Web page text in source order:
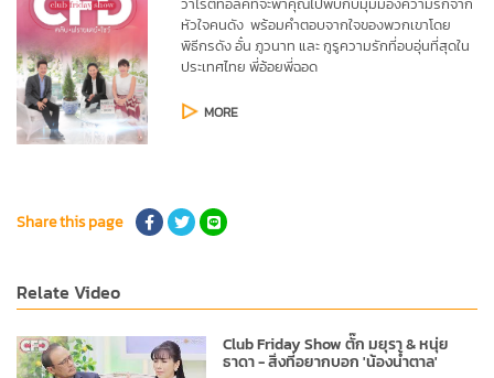
หัวใจคนดัง พร้อมคำตอบจากใจของพวกเขาโดย
พิธีกรดังอั๋น ภูวนาท และกูรูความรักที่อบอุ่นที่สุดใน
ประเทศไทยพี่อ้อยพี่ฉอด
MORE
Share this page
Relate Video
Club Friday Show ตั๊ก มยุรา & หนุ่ย
ธาดา - สิ่งที่อยากบอก 'น้องน้ำตาล'